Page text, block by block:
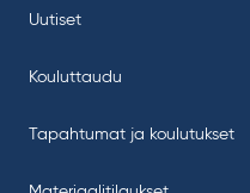
Uutiset
Kouluttaudu
Tapahtumat ja koulutukset